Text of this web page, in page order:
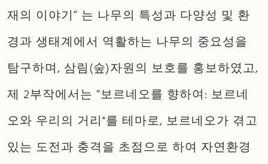
재의 이야기” 는 나무의 특성과 다양성 및 환
경과 생태계에서 역활하는 나무의 중요성을
탐구하며, 삼림(숲)자원의 보호를 홍보하였고,
제 2부작에서는 “보르네오를 향하여: 보르네
오와 우리의 거리"를 테마로, 보르네오가 겪고
있는 도전과 충격을 초점으로 하여 자연환경